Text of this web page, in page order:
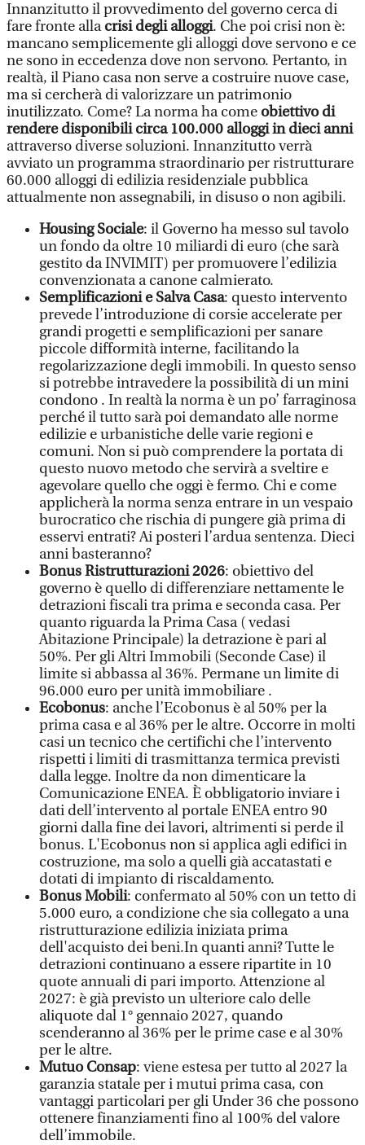
Innanzitutto il provvedimento del governo cerca di
fare fronte allacrisi degli alloggi. Che poi crisi non è:
mancano semplicemente gli alloggi dove servono e ce
ne sono in eccedenza dove non servono. Pertanto, in
realtà, il Piano casa non serve a costruire nuove case,
ma si cercherà di valorizzare un patrimonio
inutilizzato. Come? La norma ha come obiettivo di
rendere disponibili circa 100.000 alloggi in dieci anni
attraverso diverse soluzioni. Innanzitutto verrà
avviato un programma straordinario per ristrutturare
60.000 alloggi di edilizia residenziale pubblica
attualmente non assegnabili, in disuso o non agibili.
Housing Sociale: il Governo ha messo sul tavolo
un fondo da oltre 10 miliardi di euro (che sarà
gestito da INVIMIT) per promuovere l’edilizia
convenzionata a canone calmierato.
Semplificazioni e Salva Casa: questo intervento
prevede l’introduzione di corsie accelerate per
grandi progetti e semplificazioni per sanare
piccole difformità interne, facilitando la
regolarizzazione degli immobili. In questo senso
si potrebbe intravedere la possibilità di un mini
condono . In realtà la norma è un po’ farraginosa
perché il tutto sarà poi demandato alle norme
edilizie e urbanistiche delle varie regioni e
comuni. Non si può comprendere la portata di
questo nuovo metodo che servirà a sveltire e
agevolare quello che oggi è fermo. Chi e come
applicherà la norma senza entrare in un vespaio
burocratico che rischia di pungere già prima di
esservi entrati? Ai posteri l’ardua sentenza. Dieci
anni basteranno?
Bonus Ristrutturazioni 2026: obiettivo del
governo è quello di differenziare nettamente le
detrazioni fiscali tra prima e seconda casa. Per
quanto riguarda la Prima Casa ( vedasi
Abitazione Principale) la detrazione è pari al
50%. Per gli Altri Immobili (Seconde Case) il
limite si abbassa al 36%. Permane un limite di
96.000 euro per unità immobiliare .
Ecobonus: anche l’Ecobonus è al 50% per la
prima casa e al 36% per le altre. Occorre in molti
casi un tecnico che certifichi che l’intervento
rispetti i limiti di trasmittanza termica previsti
dalla legge. Inoltre da non dimenticare la
Comunicazione ENEA. È obbligatorio inviare i
dati dell’intervento al portale ENEA entro 90
giorni dalla fine dei lavori, altrimenti si perde il
bonus. L'Ecobonus non si applica agli edifici in
costruzione, ma solo a quelli già accatastati e
dotati di impianto di riscaldamento.
Bonus Mobili: confermato al 50% con un tetto di
5.000 euro, a condizione che sia collegato a una
ristrutturazione edilizia iniziata prima
dell'acquisto dei beni.In quanti anni? Tutte le
detrazioni continuano a essere ripartite in 10
quote annuali di pari importo. Attenzione al
2027: è già previsto un ulteriore calo delle
aliquote dal 1° gennaio 2027, quando
scenderanno al 36% per le prime case e al 30%
per le altre.
Mutuo Consap: viene estesa per tutto al 2027 la
garanzia statale per i mutui prima casa, con
vantaggi particolari per gli Under 36 che possono
ottenere finanziamenti fino al 100% del valore
dell’immobile.